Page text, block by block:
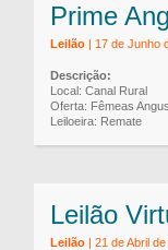
Prime
Leilão | 17 de Junho
Descrição:
Local: Canal Rural
Oferta: Fêmeas
Leiloeira: Remate
Leilão
Leilão | 21 de Abril